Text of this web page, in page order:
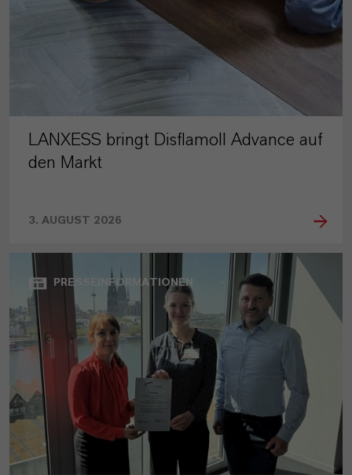
LANXESS bringt Disflamoll Advance auf
den Markt
3. AUGUST 2026
PRESSEINFORMATIONEN